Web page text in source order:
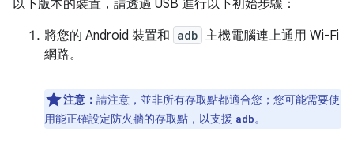
以下版本的裝置，請透過 USB 進行以下初始步驟：
將您的 Android 裝置和 adb 主機電腦連上通用 Wi-Fi
網路。
注意： 請注意，並非所有存取點都適合您；您可能需要使
用能正確設定防火牆的存取點，以支援 adb。